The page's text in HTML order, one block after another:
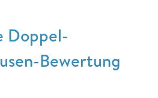
Doppel-
Bewertung